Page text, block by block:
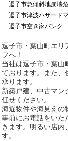
逗子市急傾斜地崩壊
逗子市津波ハザード
逗子市空き家バンク
逗子市・葉山町エリ
フへ！
当社は逗子市・葉山
ております。また、
承ります。
新築戸建、中古マン
任せください。
海近物件や海見えの
事前にお電話をいた
きます。明るい店内
す。